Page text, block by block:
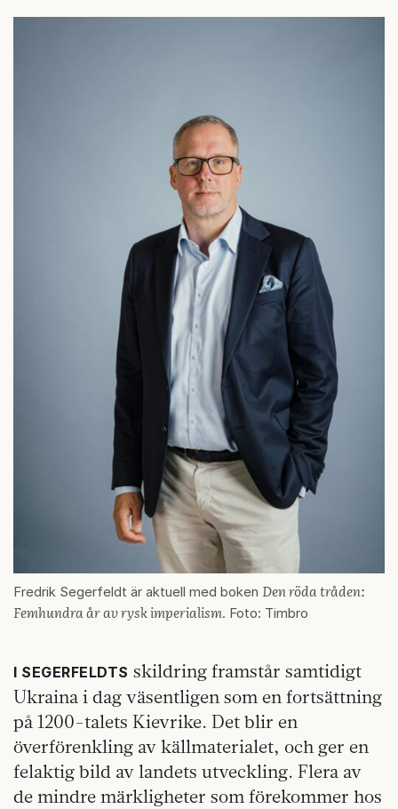
Fredrik Segerfeldt är aktuell med boken Den röda tråden:
Femhundra år av rysk imperialism. Foto: Timbro
I SEGERFELDTS skildring framstår samtidigt
Ukraina i dag väsentligen som en fortsättning
på 1200-talets Kievrike. Det blir en
överförenkling av källmaterialet, och ger en
felaktig bild av landets utveckling. Flera av
de mindre märkligheter som förekommer hos